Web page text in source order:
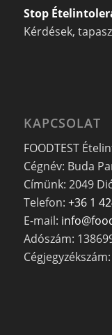
Stop
Kérdések,
KAPCSOLAT
FOODTEST
Cégnév: Buda
Címünk: 2049
Telefon: +36 1
E-mail:
Adószám: